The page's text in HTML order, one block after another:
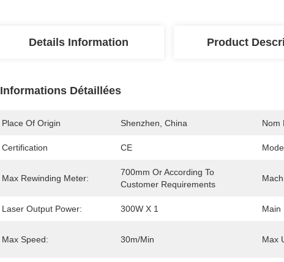
Details Information Product
Informations Détaillées
Place Of Origin Shenzhen, China Nom
Certification CE
Max Rewinding Meter:
700mm Or According To
Customer Requirements
Laser Output Power: 300W X 1 Main
Max Speed: 30m/min Max